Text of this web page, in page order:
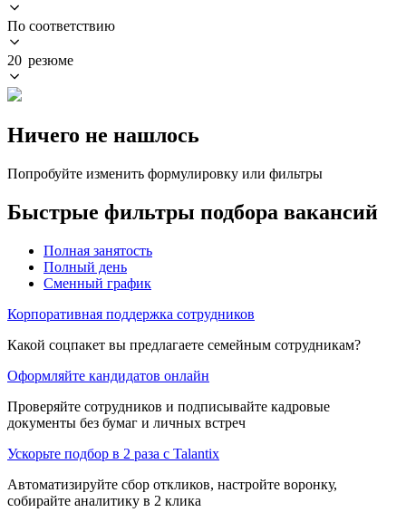
По соответствию
20 резюме
Ничего не нашлось
Попробуйте изменить формулировку или фильтры
Быстрые фильтры подбора вакансий
Полная занятость
Полный день
Сменный график
Корпоративная поддержка сотрудников
Какой соцпакет вы предлагаете семейным сотрудникам?
Оформляйте кандидатов онлайн
Проверяйте сотрудников и подписывайте кадровые
документы без бумаг и личных встреч
Ускорьте подбор в 2 раза с Talantix
Автоматизируйте сбор откликов, настройте воронку,
собирайте аналитику в 2 клика